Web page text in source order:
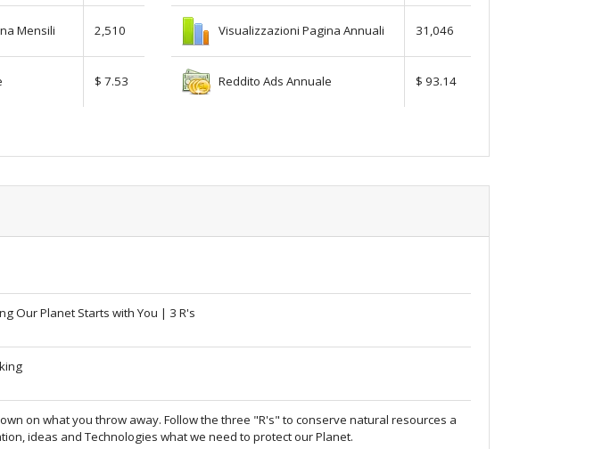
Mensili 2,510
$ 7.53
Visualizzazioni Pagina Annuali 31,046
Reddito Ads Annuale $ 93.14
Our Planet Starts with You | 3 R's
on what you throw away. Follow the three "R's" to conserve natural resources a
ideas and Technologies what we need to protect our Planet.